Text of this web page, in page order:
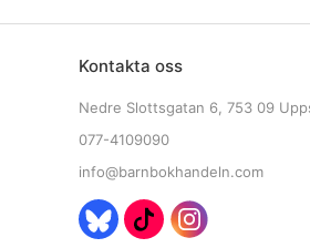
Kontakta oss
Nedre Slottsgatan 6, 753 09
077-4109090
info@barnbokhandeln.com